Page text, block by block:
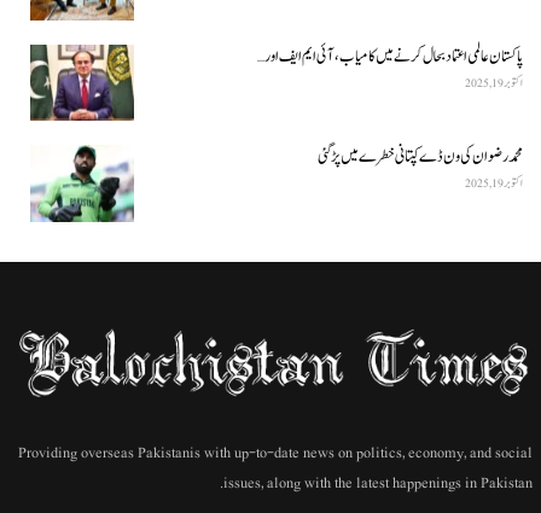
پاکستان عالمی اعتماد بحال کرنے میں کامیاب، آئی ایم ایف اور…
اکتوبر 19, 2025
محمد رضوان کی ون ڈے کپتانی خطرے میں پڑ گئی
اکتوبر 19, 2025
Providing overseas Pakistanis with up-to-date news on politics, economy, and social
issues, along with the latest happenings in Pakistan.